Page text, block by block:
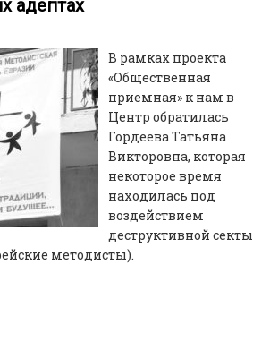
адептах
В рамках проекта
«Общественная
приемная» к нам в
Центр обратилась
Гордеева Татьяна
Викторовна, которая
некоторое время
находилась под
воздействием
деструктивной секты
методисты).